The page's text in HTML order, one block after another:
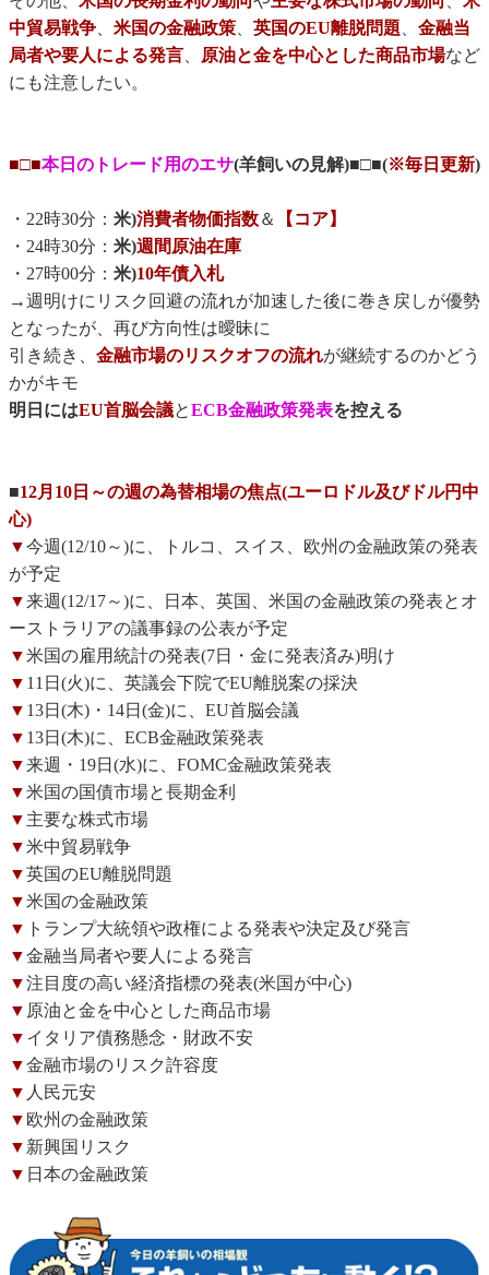
中貿易戦争、 米国の金融政策、 英国のEU離脱問題、 金融当
局者や要人による発言、 原油と金を中心とした商品市場など
にも注意したい。
■□■本日のトレード用のエサ(羊飼いの見解)■□■(※毎日更新)
・22時30分： 米)消費者物価指数＆
【コア】
・24時30分： 米)週間原油在庫
・27時00分： 米)10年債入札
→週明けにリスク回避の流れが加速した後に巻き戻しが優勢
となったが、再び方向性は曖昧に
引き続き、 金融市場のリスクオフの流れが継続するのかどう
かがキモ
明日にはEU首脳会議とECB金融政策発表を控える
■12月10日～の週の為替相場の焦点(ユーロドル及びドル円中
心)
▼今週(12/10～)に、トルコ、スイス、欧州の金融政策の発表
が予定
▼来週(12/17～)に、日本、英国、米国の金融政策の発表とオ
ーストラリアの議事録の公表が予定
▼米国の雇用統計の発表(7日・金に発表済み)明け
▼ 11日(火)に、英議会下院でEU離脱案の採決
▼ 13日(木)・14日(金)に、EU首脳会議
▼ 13日(木)に、ECB金融政策発表
▼来週・19日(水)に、FOMC金融政策発表
▼米国の国債市場と長期金利
▼ 主要な株式市場
▼米中貿易戦争
▼英国のEU離脱問題
▼米国の金融政策
▼ トランプ大統領や政権による発表や決定及び発言
▼金融当局者や要人による発言
▼注目度の高い経済指標の発表(米国が中心)
▼ 原油と金を中心とした商品市場
▼ イタリア債務懸念・財政不安
▼金融市場のリスク許容度
▼ 人民元安
▼ 欧州の金融政策
▼ 新興国リスク
▼ 日本の金融政策